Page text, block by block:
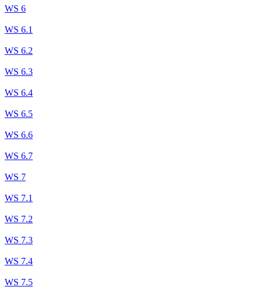
WS 6
WS 6.1
WS 6.2
WS 6.3
WS 6.4
WS 6.5
WS 6.6
WS 6.7
WS 7
WS 7.1
WS 7.2
WS 7.3
WS 7.4
WS 7.5